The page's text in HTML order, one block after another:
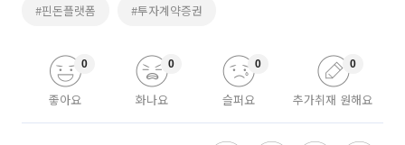
#핀돈플랫폼 #투자계약증권
좋아요
0
화나요
0
슬퍼요
0
추가취재 원해요
0